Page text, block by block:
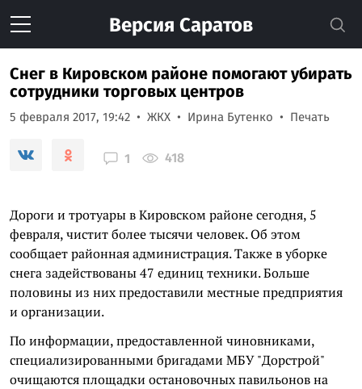
Версия Саратов
Снег в Кировском районе помогают убирать
сотрудники торговых центров
5 февраля 2017, 19:42 ЖКХ Ирина Бутенко Печать
1 418
Дороги и тротуары в Кировском районе сегодня, 5
февраля, чистит более тысячи человек. Об этом
сообщает районная администрация. Также в уборке
снега задействованы 47 единиц техники. Больше
половины из них предоставили местные предприятия
и организации.
По информации, предоставленной чиновниками,
специализированными бригадами МБУ "Дорстрой"
очищаются площадки остановочных павильонов на